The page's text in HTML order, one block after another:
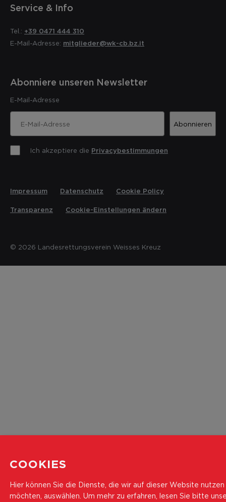
Service & Info
Tel.: +39 0471 444 310
E-Mail-Adresse: mitglieder@wk-cb.bz.it
Abonniere unseren Newsletter
E-Mail-Adresse
Abonnieren
Ich akzeptiere die Privacybestimmungen
© 2026 Landesrettungsverein Weisses Kreuz
Impressum Datenschutz Cookie Policy
Transparenz Cookie-Einstellungen ändern
COOKIES
Hier können Sie die Dienste, die wir auf dieser Website nutzen
möchten, auswählen. Um mehr zu erfahren, lesen Sie bitte